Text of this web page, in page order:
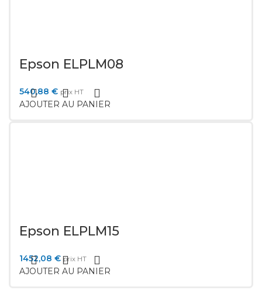
Epson ELPLM08
540,88 € prix HT
AJOUTER AU PANIER
Epson ELPLM15
1452,08 € prix HT
AJOUTER AU PANIER